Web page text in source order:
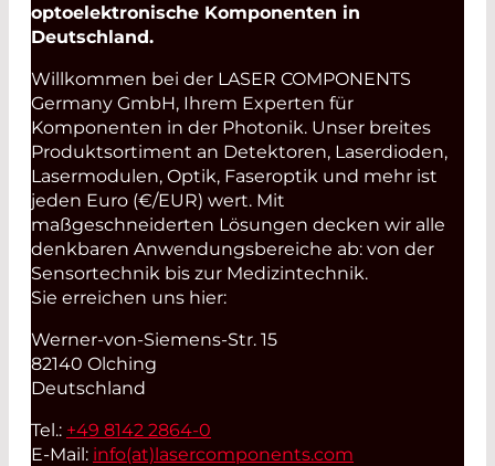
optoelektronische Komponenten in
Deutschland.
Willkommen bei der LASER COMPONENTS
Germany GmbH, Ihrem Experten für
Komponenten in der Photonik. Unser breites
Produktsortiment an Detektoren, Laserdioden,
Lasermodulen, Optik, Faseroptik und mehr ist
jeden Euro (€/EUR) wert. Mit
maßgeschneiderten Lösungen decken wir alle
denkbaren Anwendungsbereiche ab: von der
Sensortechnik bis zur Medizintechnik.
Sie erreichen uns hier:
Werner-von-Siemens-Str. 15
82140 Olching
Deutschland
Tel.: +49 8142 2864-0
E-Mail: info(at)lasercomponents.com